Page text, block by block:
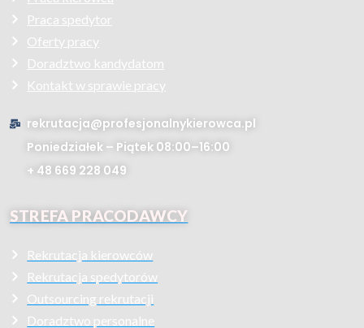
Praca spedytor
Oferty pracy
Doradztwo kandydatom
Kontakt w sprawie pracy
rekrutacja@profesjonalnykierowca.pl
Poniedziałek – Piątek 08:00–16:00
+ 48 669 228 049
STREFA PRACODAWCY
Rekrutacja kierowców
Rekrutacja spedytorów
Outsourcing rekrutacji
Doradztwo personalne